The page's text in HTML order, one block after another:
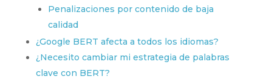
Penalizaciones por contenido de baja
calidad
¿Google BERT afecta a todos los idiomas?
¿Necesito cambiar mi estrategia de palabras
clave con BERT?